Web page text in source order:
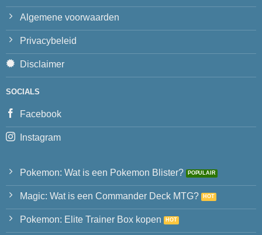
Algemene voorwaarden
Privacybeleid
Disclaimer
SOCIALS
Facebook
Instagram
Pokemon: Wat is een Pokemon Blister?
Magic: Wat is een Commander Deck MTG?
Pokemon: Elite Trainer Box kopen